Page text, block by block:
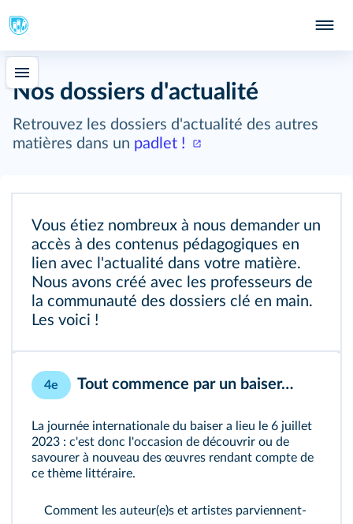
Nos dossiers d'actualité
Retrouvez les dossiers d'actualité des autres
matières dans un padlet !
Vous étiez nombreux à nous demander un
accès à des contenus pédagogiques en
lien avec l'actualité dans votre matière.
Nous avons créé avec les professeurs de
la communauté des dossiers clé en main.
Les voici !
4e Tout commence par un baiser…
La journée internationale du baiser a lieu le 6 juillet
2023 : c'est donc l'occasion de découvrir ou de
savourer à nouveau des œuvres rendant compte de
ce thème littéraire.
Comment les auteur(e)s et artistes parviennent-